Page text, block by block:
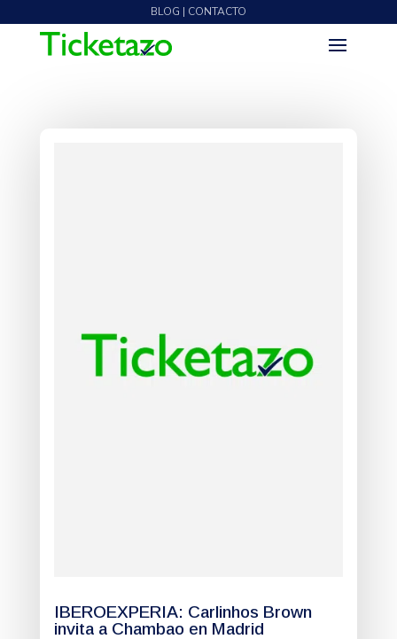
BLOG | CONTACTO
IBEROEXPERIA: Carlinhos Brown
invita a Chambao en Madrid